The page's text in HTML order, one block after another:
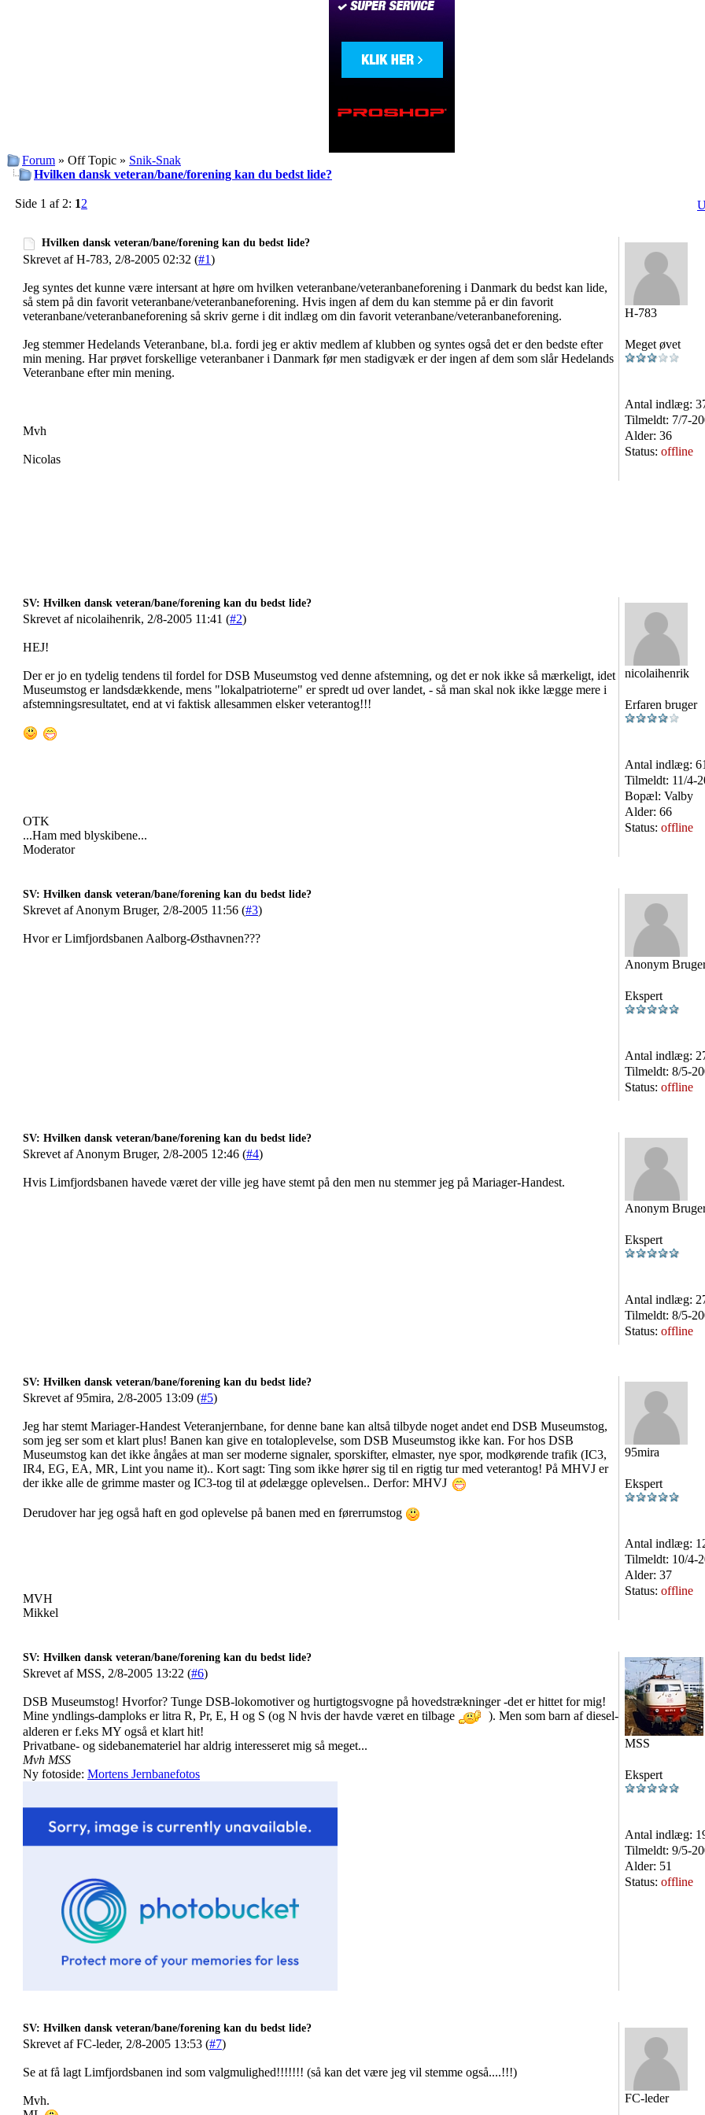
Forum » Off Topic » Snik-Snak
Hvilken dansk veteran/bane/forening kan du bedst lide?
Side 1 af 2: 12
Hvilken dansk veteran/bane/forening kan du bedst lide?
Skrevet af H-783, 2/8-2005 02:32 (#1)
Jeg syntes det kunne være intersant at høre om hvilken veteranbane/veteranbaneforening i Danmark du bedst kan lide,
så stem på din favorit veteranbane/veteranbaneforening. Hvis ingen af dem du kan stemme på er din favorit
veteranbane/veteranbaneforening så skriv gerne i dit indlæg om din favorit veteranbane/veteranbaneforening.
Jeg stemmer Hedelands Veteranbane, bl.a. fordi jeg er aktiv medlem af klubben og syntes også det er den bedste efter
min mening. Har prøvet forskellige veteranbaner i Danmark før men stadigvæk er der ingen af dem som slår Hedelands
Veteranbane efter min mening.
H-783
Meget øvet
Antal indlæg:
Tilmeldt: 7/7-
Alder: 36
Status: offline
Mvh
Nicolas
SV: Hvilken dansk veteran/bane/forening kan du bedst lide?
Skrevet af nicolaihenrik, 2/8-2005 11:41 (#2)
HEJ!
Der er jo en tydelig tendens til fordel for DSB Museumstog ved denne afstemning, og det er nok ikke så mærkeligt, idet
Museumstog er landsdækkende, mens "lokalpatrioterne" er spredt ud over landet, - så man skal nok ikke lægge mere i
afstemningsresultatet, end at vi faktisk allesammen elsker veterantog!!!
nicolaihenrik
Erfaren bruger
Antal indlæg:
Tilmeldt: 11/4-
Bopæl: Valby
Alder: 66
Status: offline
OTK
...Ham med blyskibene...
Moderator
SV: Hvilken dansk veteran/bane/forening kan du bedst lide?
Skrevet af Anonym Bruger, 2/8-2005 11:56 (#3)
Hvor er Limfjordsbanen Aalborg-Østhavnen???
Anonym
Ekspert
Antal indlæg:
Tilmeldt: 8/5-
Status: offline
SV: Hvilken dansk veteran/bane/forening kan du bedst lide?
Skrevet af Anonym Bruger, 2/8-2005 12:46 (#4)
Hvis Limfjordsbanen havede været der ville jeg have stemt på den men nu stemmer jeg på Mariager-Handest.
Anonym
Ekspert
Antal indlæg:
Tilmeldt: 8/5-
Status: offline
SV: Hvilken dansk veteran/bane/forening kan du bedst lide?
Skrevet af 95mira, 2/8-2005 13:09 (#5)
Jeg har stemt Mariager-Handest Veteranjernbane, for denne bane kan altså tilbyde noget andet end DSB Museumstog,
som jeg ser som et klart plus! Banen kan give en totaloplevelse, som DSB Museumstog ikke kan. For hos DSB
Museumstog kan det ikke ångåes at man ser moderne signaler, sporskifter, elmaster, nye spor, modkørende trafik (IC3,
IR4, EG, EA, MR, Lint you name it).. Kort sagt: Ting som ikke hører sig til en rigtig tur med veterantog! På MHVJ er
der ikke alle de grimme master og IC3-tog til at ødelægge oplevelsen.. Derfor: MHVJ
Derudover har jeg også haft en god oplevelse på banen med en førerrumstog
95mira
Ekspert
Antal indlæg:
Tilmeldt: 10/4-
Alder: 37
Status: offline
MVH
Mikkel
SV: Hvilken dansk veteran/bane/forening kan du bedst lide?
Skrevet af MSS, 2/8-2005 13:22 (#6)
DSB Museumstog! Hvorfor? Tunge DSB-lokomotiver og hurtigtogsvogne på hovedstrækninger -det er hittet for mig!
Mine yndlings-damploks er litra R, Pr, E, H og S (og N hvis der havde været en tilbage
). Men som barn af diesel-
alderen er f.eks MY også et klart hit!
Privatbane- og sidebanemateriel har aldrig interesseret mig så meget...
MSS
Ekspert
Antal indlæg:
Tilmeldt: 9/5-
Alder: 51
Status: offline
Mvh MSS
Ny fotoside: Mortens Jernbanefotos
SV: Hvilken dansk veteran/bane/forening kan du bedst lide?
Skrevet af FC-leder, 2/8-2005 13:53 (#7)
Se at få lagt Limfjordsbanen ind som valgmulighed!!!!!!! (så kan det være jeg vil stemme også....!!!)
Mvh.
FC-leder